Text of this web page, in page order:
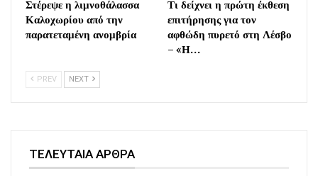
Στέρεψε η λιμνοθάλασσα
Καλοχωρίου από την
παρατεταμένη ανομβρία
Τι δείχνει η πρώτη έκθεση
επιτήρησης για τον
αφθώδη πυρετό στη Λέσβο
– «Η…
PREV NEXT
ΤΕΛΕΥΤΑΙΑ ΑΡΘΡΑ